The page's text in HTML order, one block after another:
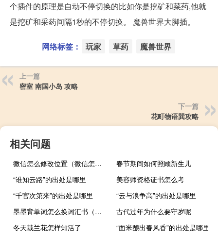
个插件的原理是自动不停切换的比如你是挖矿和菜药,他就
是挖矿和采药间隔1秒的不停切换。 魔兽世界大脚插。
网络标签： 玩家 草药 魔兽世界
上一篇
密室 南国小岛 攻略
下一篇
花町物语巽攻略
相关问题
微信怎么修改位置（微信怎么修改微信号）
春节期间如何照顾新生儿
“谁知云路”的出处是哪里
美容师资格证书怎么考
“千官次第来”的出处是哪里
“云与浪争高”的出处是哪里
墨墨背单词怎么换词汇书（墨墨背单词怎么换词汇书）
古代过年为什么要守岁呢
冬天栽兰花怎样知活了
“面米酿出春风香”的出处是哪里